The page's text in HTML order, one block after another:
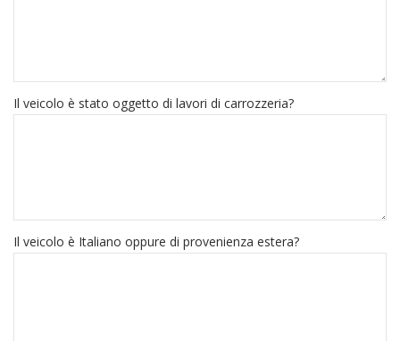
Il veicolo è stato oggetto di lavori di carrozzeria?
Il veicolo è Italiano oppure di provenienza estera?